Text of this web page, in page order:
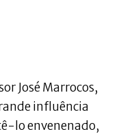
José Marrocos,
influência
lo envenenado,